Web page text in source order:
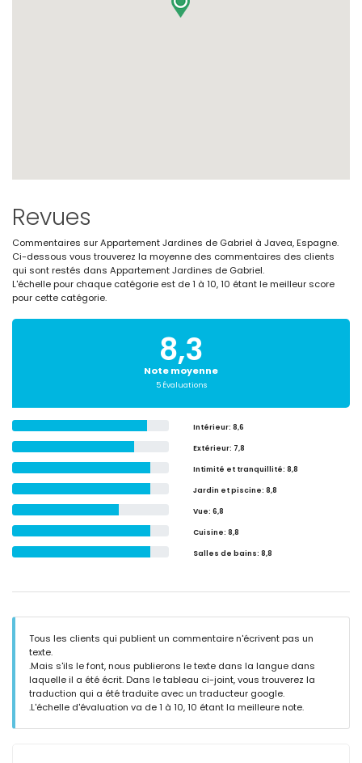
Revues
Commentaires sur Appartement Jardines de Gabriel à Javea, Espagne.
Ci-dessous vous trouverez la moyenne des commentaires des clients
qui sont restés dans Appartement Jardines de Gabriel.
L'échelle pour chaque catégorie est de 1 à 10, 10 étant le meilleur score
pour cette catégorie.
8,3
Note moyenne
5 Évaluations
Intérieur: 8,6
Extérieur: 7,8
Intimité et tranquillité: 8,8
Jardin et piscine: 8,8
Vue: 6,8
Cuisine: 8,8
Salles de bains: 8,8
Tous les clients qui publient un commentaire n'écrivent pas un
texte.
.Mais s'ils le font, nous publierons le texte dans la langue dans
laquelle il a été écrit. Dans le tableau ci-joint, vous trouverez la
traduction qui a été traduite avec un traducteur google.
.L'échelle d'évaluation va de 1 à 10, 10 étant la meilleure note.